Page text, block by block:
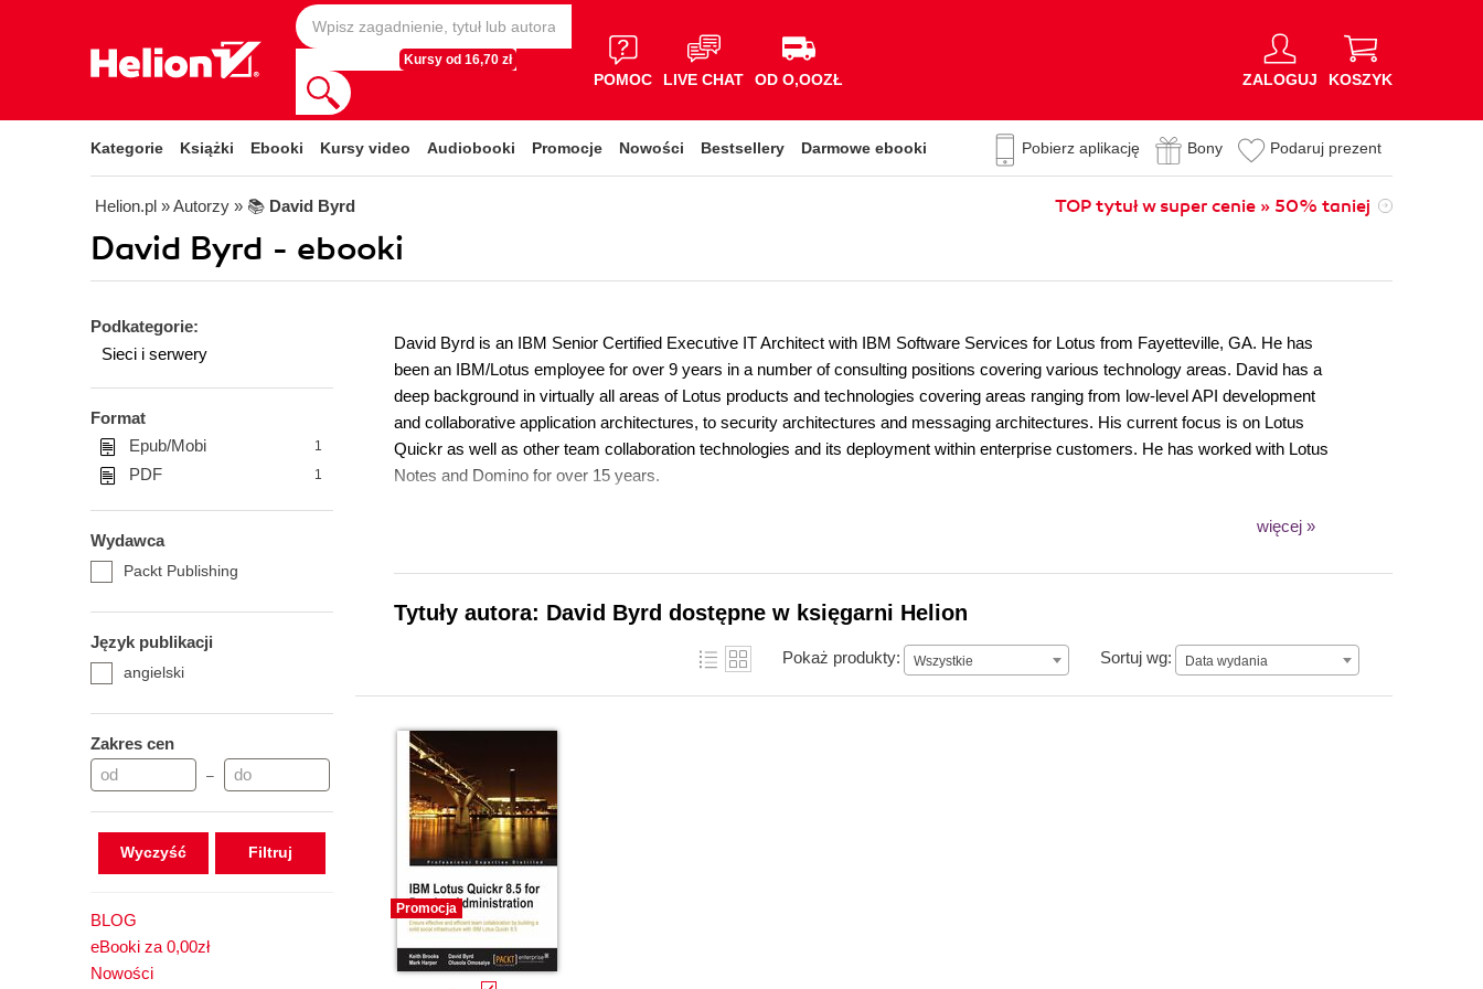
Kursy od 16,70 zł
POMOC LIVE CHAT OD O,OOZŁ ZALOGUJ KOSZYK
Kategorie Książki Ebooki Kursy video Audiobooki Promocje Nowości Bestsellery Darmowe ebooki Pobierz aplikację Bony Podaruj prezent
Helion.pl » Autorzy » 📚 David Byrd TOP tytuł w super cenie » 50% taniej
David Byrd - ebooki
Podkategorie:
Sieci i serwery
Format
Epub/Mobi
1
PDF 1
Wydawca
Packt Publishing
Język publikacji
angielski
Zakres cen
–
Wyczyść
BLOG
eBooki za 0,00zł
Nowości
David Byrd is an IBM Senior Certified Executive IT Architect with IBM Software Services for Lotus from Fayetteville, GA. He has
been an IBM/Lotus employee for over 9 years in a number of consulting positions covering various technology areas. David has a
deep background in virtually all areas of Lotus products and technologies covering areas ranging from low-level API development
and collaborative application architectures, to security architectures and messaging architectures. His current focus is on Lotus
Quickr as well as other team collaboration technologies and its deployment within enterprise customers. He has worked with Lotus
Notes and Domino for over 15 years.
więcej »
Tytuły autora: David Byrd dostępne w księgarni Helion
Pokaż produkty: Wszystkie Sortuj wg: Data wydania
Data wydania
Promocja